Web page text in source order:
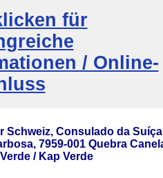
für
/ Online-
Schweiz, Consulado da
7959-001 Quebra
/ Kap Verde